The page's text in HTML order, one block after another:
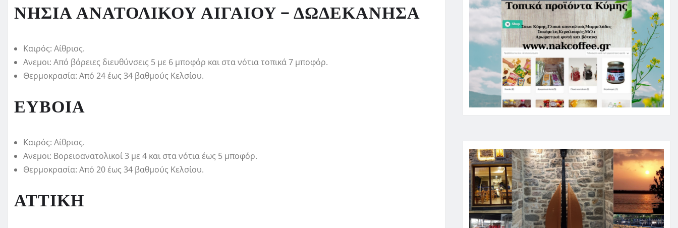
ΝΗΣΙΑ ΑΝΑΤΟΛΙΚΟΥ ΑΙΓΑΙΟΥ – ΔΩΔΕΚΑΝΗΣΑ
Καιρός: Αίθριος.
Ανεμοι: Από βόρειες διευθύνσεις 5 με 6 μποφόρ και στα νότια τοπικά 7 μποφόρ.
Θερμοκρασία: Από 24 έως 34 βαθμούς Κελσίου.
ΕΥΒΟΙΑ
Καιρός: Αίθριος.
Ανεμοι: Βορειοανατολικοί 3 με 4 και στα νότια έως 5 μποφόρ.
Θερμοκρασία: Από 20 έως 34 βαθμούς Κελσίου.
ΑΤΤΙΚΗ